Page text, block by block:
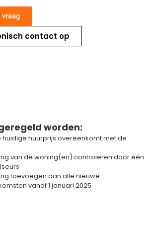
worden:
huidige huurprijs overeenkomt met de
van de woning(en) controleren door één
toevoegen aan alle nieuwe
vanaf 1 januari 2025
contact op